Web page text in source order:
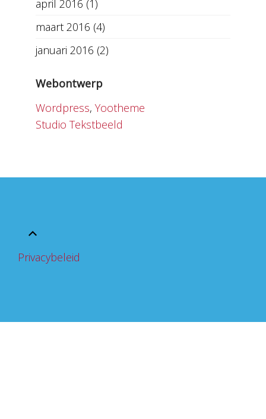
april 2016 (1)
maart 2016 (4)
januari 2016 (2)
Webontwerp
Wordpress, Yootheme
Studio Tekstbeeld
Privacybeleid